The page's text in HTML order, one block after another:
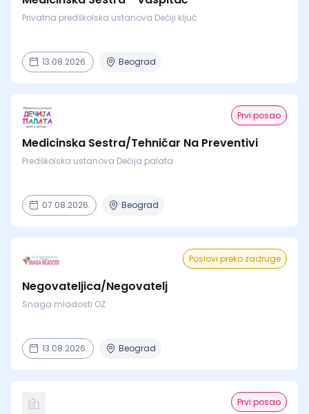
Privatna predškolska ustanova Dečiji ključ
13.08.2026. Beograd
Prvi posao
Medicinska Sestra/Tehničar Na Preventivi
Predškolska ustanova Dečija palata
07.08.2026. Beograd
Poslovi preko zadruge
Negovateljica/Negovatelj
Snaga mladosti OZ
13.08.2026. Beograd
Prvi posao